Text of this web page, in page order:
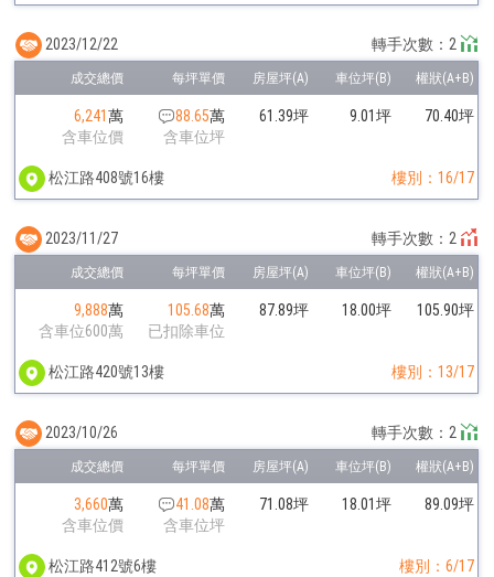
6,241萬
含車位價
88.65萬
含車位坪
61.39坪 9.01坪 70.40坪
松江路408號16樓 樓別：16/17
2023/12/22 轉手次數：2
9,888萬
含車位600萬
105.68萬
已扣除車位
87.89坪 18.00坪 105.90坪
松江路420號13樓 樓別：13/17
2023/11/27 轉手次數：2
3,660萬
含車位價
41.08萬
含車位坪
71.08坪 18.01坪 89.09坪
松江路412號6樓 樓別：6/17
2023/10/26 轉手次數：2